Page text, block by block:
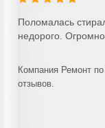
Поломалась
недорого.
Компания Ремонт
отзывов.